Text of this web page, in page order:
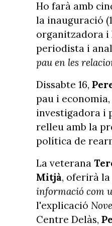
Ho farà amb
la inauguració
organitzadora i
periodista i
pau en les
Dissabte 16,
pau i
investigadora i
relleu amb la
política de
La veterana
Mitjà, oferirà
informació com
l'explicació
Centre Delàs,